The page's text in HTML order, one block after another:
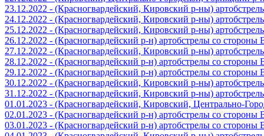
23.12.2022 - (Красногвардейский, Кировский р-ны)
24.12.2022 - (Красногвардейский, Кировский р-ны)
25.12.2022 - (Красногвардейский, Кировский р-ны)
26.12.2022 - (Красногвардейский р-н) артобстрелы со
27.12.2022 - (Красногвардейский, Кировский р-ны)
28.12.2022 - (Красногвардейский р-н) артобстрелы со
29.12.2022 - (Красногвардейский р-н) артобстрелы со
30.12.2022 - (Красногвардейский, Кировский р-ны)
31.12.2022 - (Красногвардейский, Кировский р-ны)
01.01.2023 - (Красногвардейский, Кировский, Центрально-
02.01.2023 - (Красногвардейский р-н) артобстрелы со
03.01.2023 - (Красногвардейский р-н) артобстрелы со